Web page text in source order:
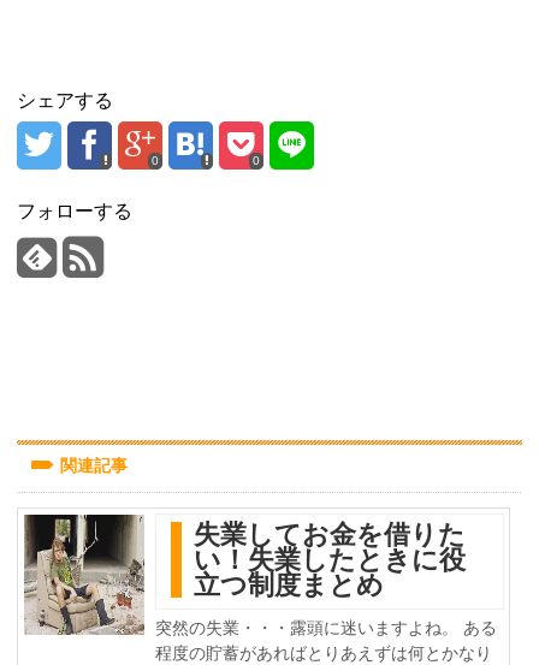
シェアする
0 0
フォローする
関連記事
失業してお金を借りた
い！失業したときに役
立つ制度まとめ
突然の失業・・・露頭に迷いますよね。 ある
程度の貯蓄があればとりあえずは何とかなり